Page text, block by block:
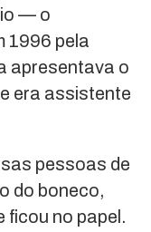
— o
1996 pela
apresentava o
era assistente
pessoas de
do boneco,
ficou no papel.